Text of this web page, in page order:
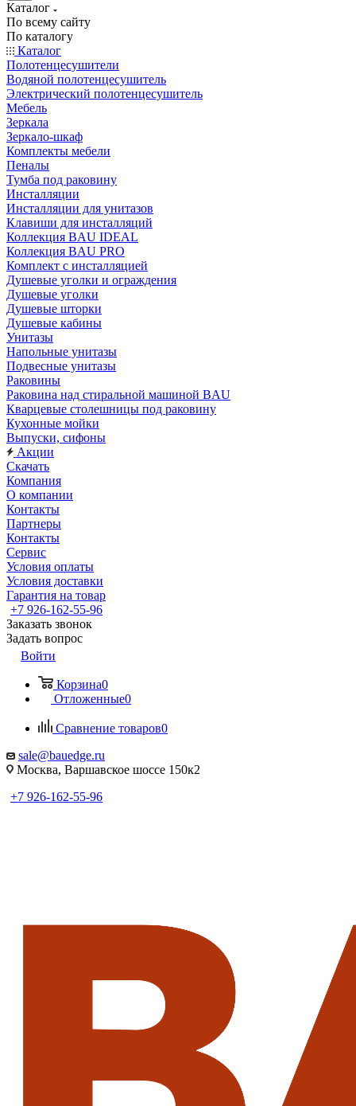
Каталог
По всему сайту
По каталогу
Каталог
Полотенцесушители
Водяной полотенцесушитель
Электрический полотенцесушитель
Мебель
Зеркала
Зеркало-шкаф
Комплекты мебели
Пеналы
Тумба под раковину
Инсталляции
Инсталляции для унитазов
Клавиши для инсталляций
Коллекция BAU IDEAL
Коллекция BAU PRO
Комплект с инсталляцией
Душевые уголки и ограждения
Душевые уголки
Душевые шторки
Душевые кабины
Унитазы
Напольные унитазы
Подвесные унитазы
Раковины
Раковина над стиральной машиной BAU
Кварцевые столешницы под раковину
Кухонные мойки
Выпуски, сифоны
Акции
Скачать
Компания
О компании
Контакты
Партнеры
Контакты
Сервис
Условия оплаты
Условия доставки
Гарантия на товар
+7 926-162-55-96
Заказать звонок
Задать вопрос
Войти
Корзина0
Отложенные0
Сравнение товаров0
sale@bauedge.ru
Москва, Варшавское шоссе 150к2
+7 926-162-55-96